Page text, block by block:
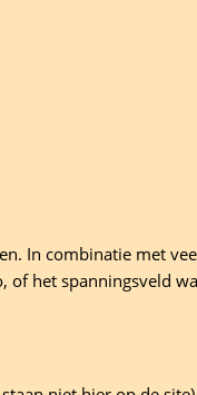
In combinatie met
het spanningsveld